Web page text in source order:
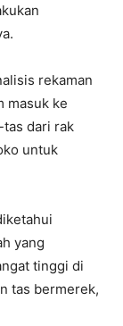
rekaman
masuk ke
dari rak
untuk
yang
tinggi di
tas bermerek,